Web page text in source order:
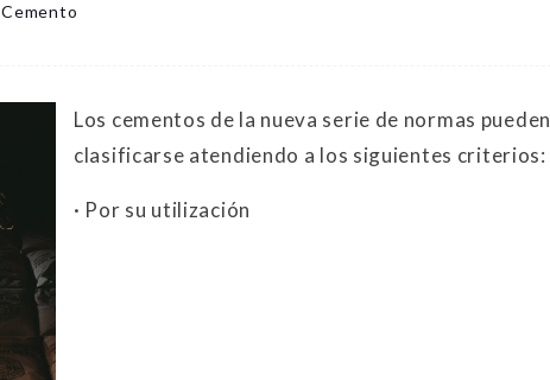
Cemento
Los cementos de la nueva serie de normas pueden
clasificarse atendiendo a los siguientes criterios:
· Por su utilización